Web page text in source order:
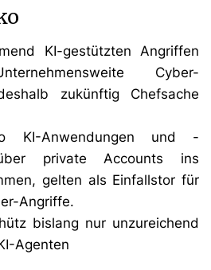
KI-gestützten Angriffen
Cyber-
zukünftig Chefsache
KI-Anwendungen und -
private Accounts ins
gelten als Einfallstor für
Angriffe.
bislang nur unzureichend
Agenten